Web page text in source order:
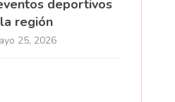
deportivos
región
25, 2026